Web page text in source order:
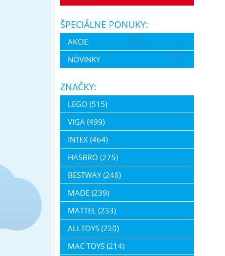
ŠPECIÁLNE PONUKY:
AKCIE
NOVINKY
ZNAČKY:
LEGO (515)
VIGA (499)
INTEX (464)
HASBRO (275)
BESTWAY (246)
MADE (239)
MATTEL (233)
ALLTOYS (220)
MAC TOYS (214)